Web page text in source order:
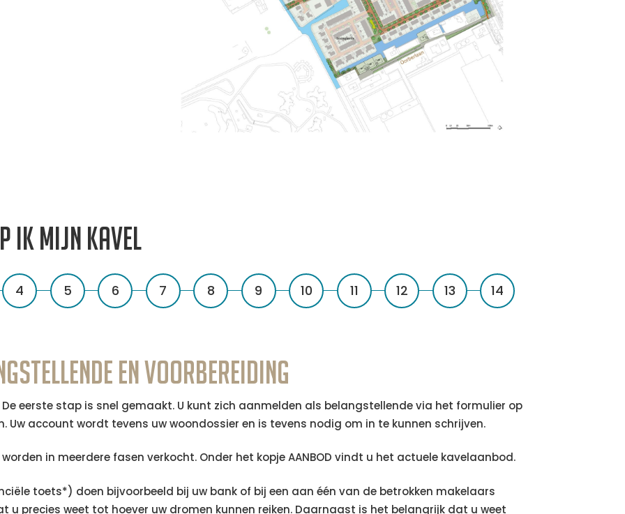
ik mijn kavel
4 5 6 7 8 9 10 11 12 13 14
en voorbereiding
eerste stap is snel gemaakt. U kunt zich aanmelden als belangstellende via het formulier op
Uw account wordt tevens uw woondossier en is tevens nodig om in te kunnen schrijven.
in meerdere fasen verkocht. Onder het kopje AANBOD vindt u het actuele kavelaanbod.
toets*) doen bijvoorbeeld bij uw bank of bij een aan één van de betrokken makelaars
u precies weet tot hoever uw dromen kunnen reiken. Daarnaast is het belangrijk dat u weet